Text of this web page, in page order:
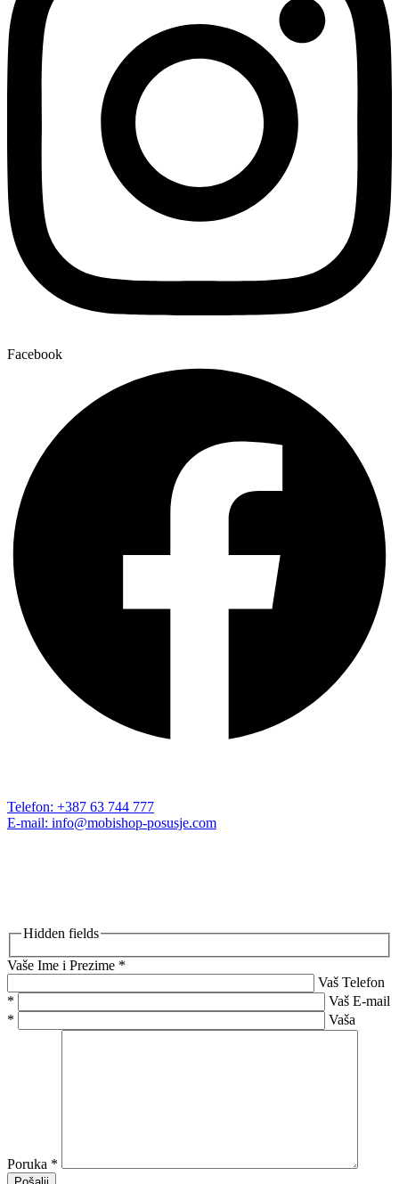
Facebook
Telefon: +387 63 744 777
E-mail: info@mobishop-posusje.com
Hidden fields
Vaše Ime i Prezime *
Vaš Telefon
*
Vaš E-mail
*
Vaša
Poruka *